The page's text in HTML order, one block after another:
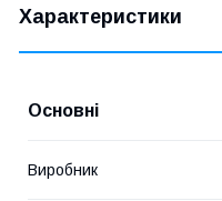
Характеристики
Основні
Виробник